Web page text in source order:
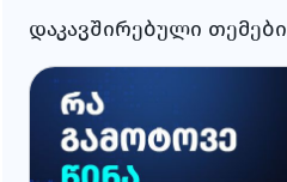
დაკავშირებული თემები